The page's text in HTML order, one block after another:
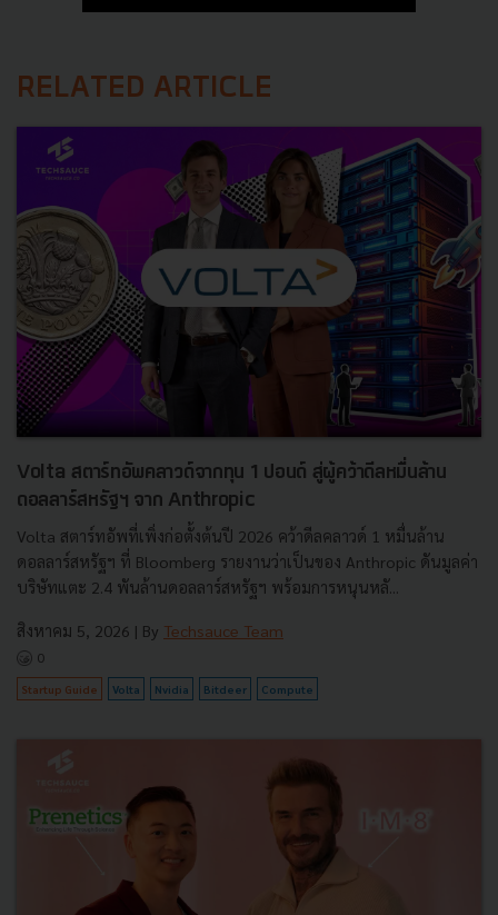
RELATED ARTICLE
Volta สตาร์ทอัพคลาวด์จากทุน 1 ปอนด์ สู่ผู้คว้าดีลหมื่นล้าน
ดอลลาร์สหรัฐฯ จาก Anthropic
Volta สตาร์ทอัพที่เพิ่งก่อตั้งต้นปี 2026 คว้าดีลคลาวด์ 1 หมื่นล้าน
ดอลลาร์สหรัฐฯ ที่ Bloomberg รายงานว่าเป็นของ Anthropic ดันมูลค่า
บริษัทแตะ 2.4 พันล้านดอลลาร์สหรัฐฯ พร้อมการหนุนหลั...
สิงหาคม 5, 2026 | By Techsauce Team
0
Startup Guide Volta Nvidia Bitdeer Compute